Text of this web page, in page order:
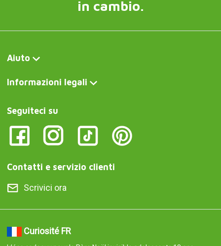
in cambio.
Aiuto
Informazioni legali
Seguiteci su
Contatti e servizio clienti
Scrivici ora
Curiosité FR